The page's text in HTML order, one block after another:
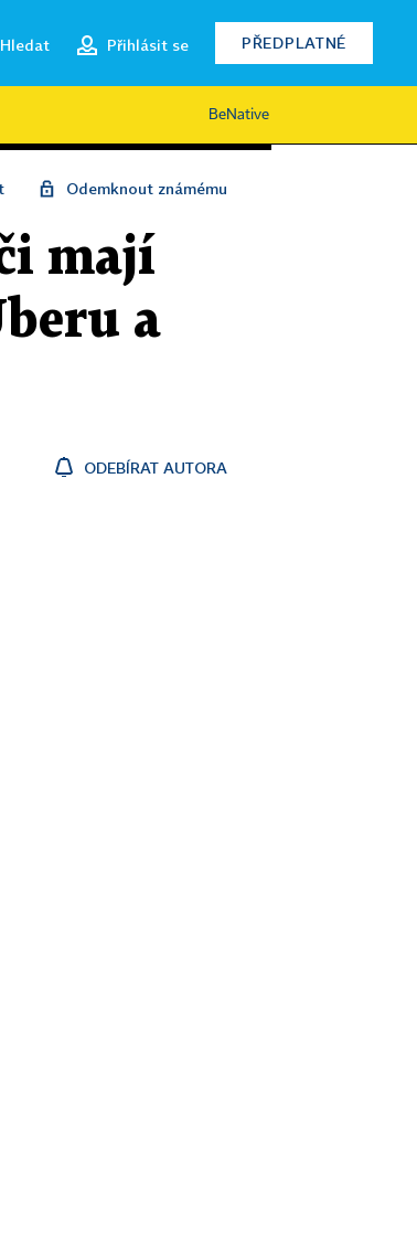
Hledat Přihlásit se PŘEDPLATNÉ
BeNative
Odemknout známému
mají
a
ODEBÍRAT AUTORA